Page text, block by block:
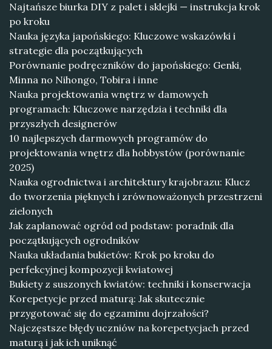
Najtańsze biurka DIY z palet i sklejki — instrukcja krok
po kroku
Nauka języka japońskiego: Kluczowe wskazówki i
strategie dla początkujących
Porównanie podręczników do japońskiego: Genki,
Minna no Nihongo, Tobira i inne
Nauka projektowania wnętrz w damowych
programach: Kluczowe narzędzia i techniki dla
przyszłych designerów
10 najlepszych darmowych programów do
projektowania wnętrz dla hobbystów (porównanie
2025)
Nauka ogrodnictwa i architektury krajobrazu: Klucz
do tworzenia pięknych i zrównoważonych przestrzeni
zielonych
Jak zaplanować ogród od podstaw: poradnik dla
początkujących ogrodników
Nauka układania bukietów: Krok po kroku do
perfekcyjnej kompozycji kwiatowej
Bukiety z suszonych kwiatów: techniki i konserwacja
Korepetycje przed maturą: Jak skutecznie
przygotować się do egzaminu dojrzałości?
Najczęstsze błędy uczniów na korepetycjach przed
maturą i jak ich uniknąć